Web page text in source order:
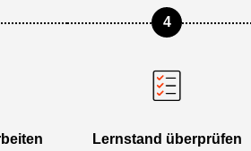
4
Lernstand überprüfen